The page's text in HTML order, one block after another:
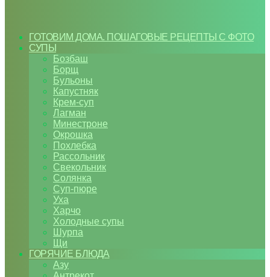
ГОТОВИМ ДОМА. ПОШАГОВЫЕ РЕЦЕПТЫ С ФОТО
СУПЫ
Бозбаш
Борщ
Бульоны
Капустняк
Крем-суп
Лагман
Минестроне
Окрошка
Похлебка
Рассольник
Свекольник
Солянка
Суп-пюре
Уха
Харчо
Холодные супы
Шурпа
Щи
ГОРЯЧИЕ БЛЮДА
Азу